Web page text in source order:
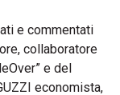
e commentati
collaboratore
e del
economista,